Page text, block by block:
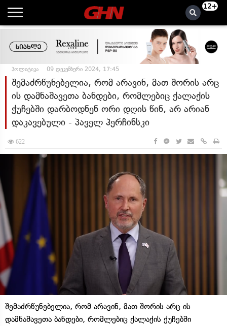
12+
პოლიტიკა 09 დეკემბერი 2024, 17:45
შემაძრწუნებელია, რომ არავინ, მათ შორის არც
ის დამნაშავეთა ბანდები, რომლებიც ქალაქის
ქუჩებში დარბოდნენ ორი დღის წინ, არ არიან
დაკავებული - პაველ ჰერჩინსკი
622
შემაძრწუნებელია, რომ არავინ, მათ შორის არც ის
დამნაშავეთა ბანდები, რომლებიც ქალაქის ქუჩებში